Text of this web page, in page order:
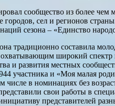
сообщество из более чем
городов, сел и регионов
сезона – «Единство
традиционно составила
широкий спектр
и развития местных
участника и «Моя малая
числе в номинациях без
свои работы в
представителей